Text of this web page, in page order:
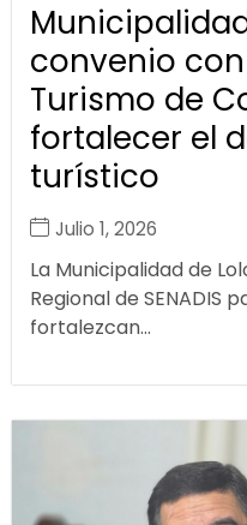
convenio
Turismo de
fortalecer el
turístico
Julio 1, 2026
La Municipalidad de
Regional de SENADIS
fortalezcan...